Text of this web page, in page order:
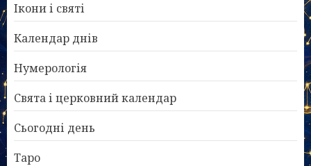
Ікони і святі
Календар днів
Нумерологія
Свята і церковний календар
Сьогодні день
Таро